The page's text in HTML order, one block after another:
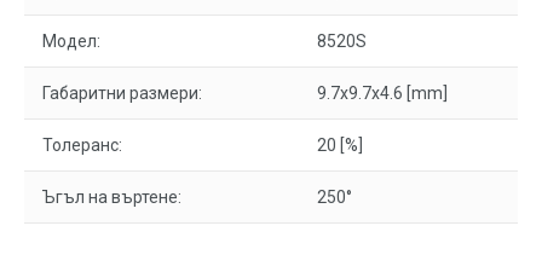
Модел: 8520S
Габаритни размери: 9.7x9.7x4.6 [mm]
Толеранс: 20 [%]
Ъгъл на въртене: 250°